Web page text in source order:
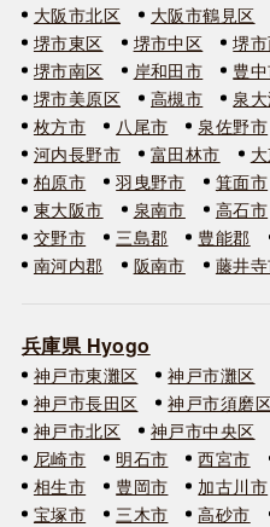
大阪市北区
大阪市鶴見区
堺市東区
堺市中区 堺
堺市南区
岸和田市 豊
堺市美原区
高槻市 泉
枚方市
八尾市 泉佐野市
河内長野市
富田林市
柏原市
羽曳野市 箕面市
東大阪市
泉南市 高石市
交野市
三島郡 豊能郡
南河内郡
阪南市 藤井
兵庫県 Hyogo
神戸市東灘区 神戸市灘区
神戸市長田区
神戸市須磨
神戸市北区
神戸市中央区
尼崎市
明石市 西宮市
相生市
豊岡市 加古川市
宝塚市
三木市 高砂市